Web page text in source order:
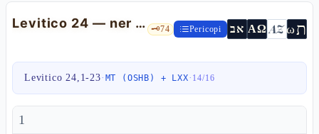
Levitico 24 — ner tamìd, lèchem ha-panìm, il bestemmiatore e "occhio per occhio" 🗝️74 Pericopi אב ΑΩ AZωת
Levitico 24,1-23· MT (OSHB) + LXX· 14/16
1